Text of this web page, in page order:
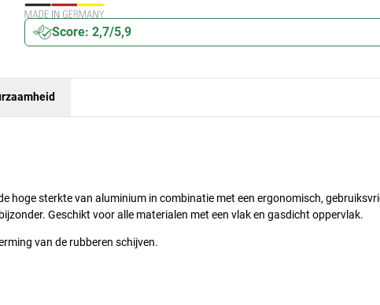
Score: 2,7/5,9
hoge sterkte van aluminium in combinatie met een ergonomisch,
Geschikt voor alle materialen met een vlak en gasdicht oppervlak.
van de rubberen schijven.